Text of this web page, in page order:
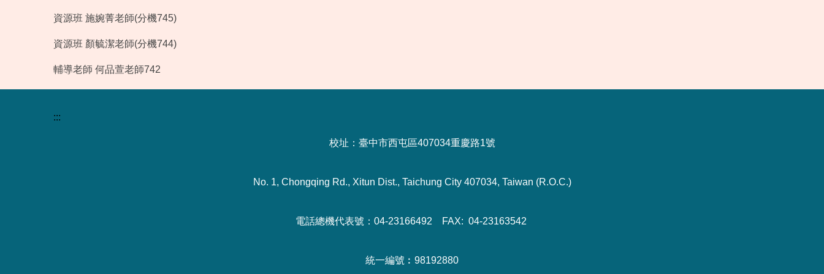
資源班 施婉菁老師(分機745)
資源班 顏毓潔老師(分機744)
輔導老師 何品萱老師742
:::
校址：臺中市西屯區407034重慶路1號
No. 1, Chongqing Rd., Xitun Dist., Taichung City 407034, Taiwan (R.O.C.)
電話總機代表號：04-23166492 FAX: 04-23163542
統一編號︰98192880